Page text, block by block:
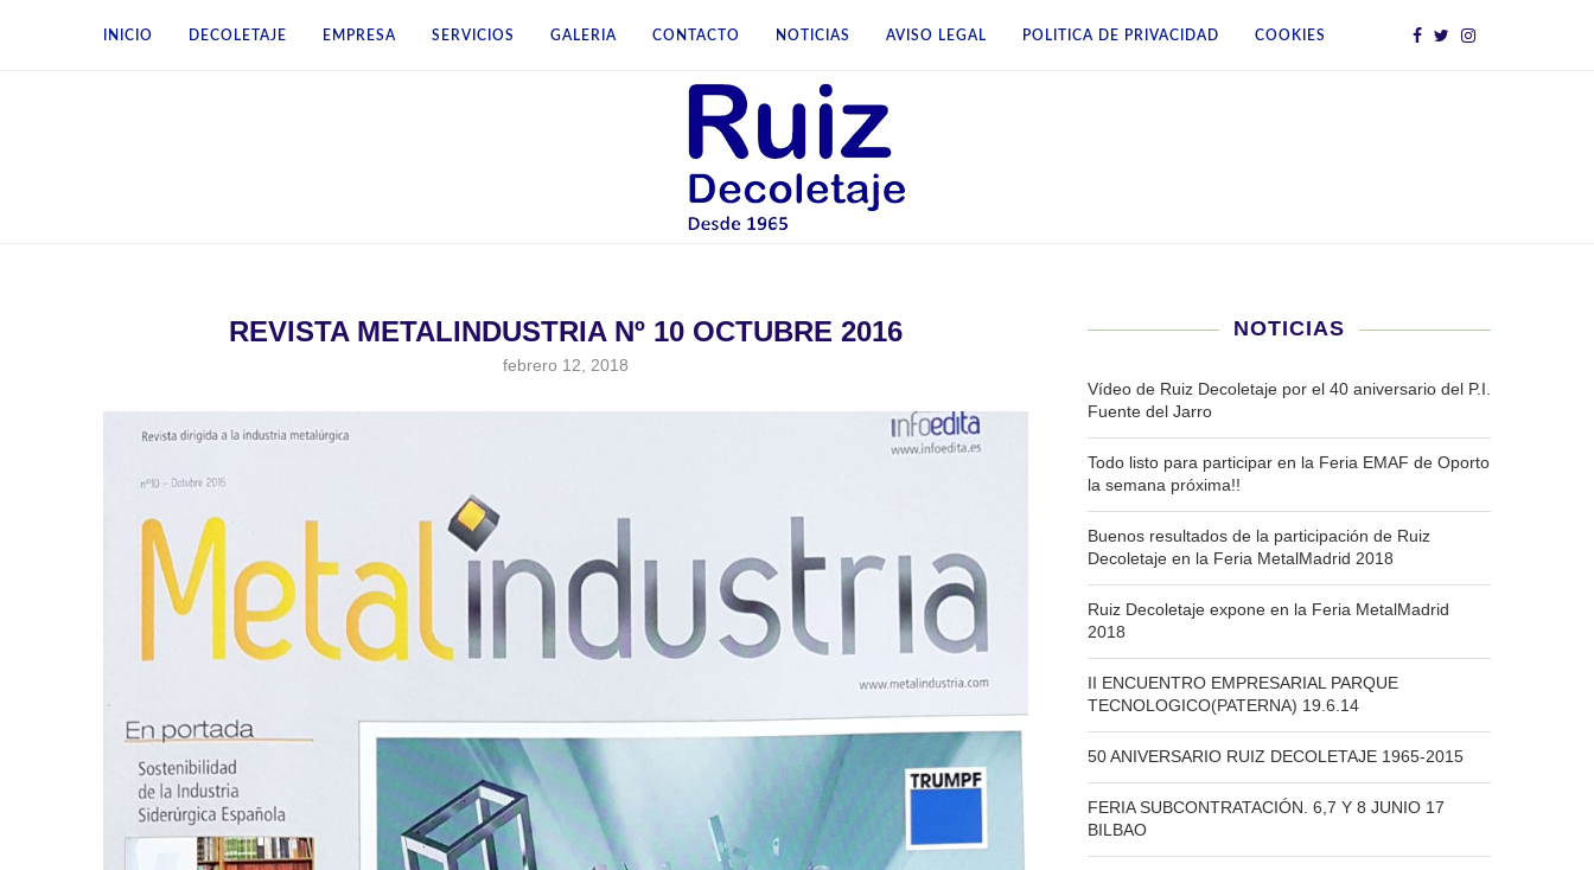
INICIO DECOLETAJE EMPRESA SERVICIOS GALERIA CONTACTO NOTICIAS AVISO LEGAL POLITICA DE PRIVACIDAD COOKIES
REVISTA METALINDUSTRIA Nº 10 OCTUBRE 2016
febrero 12, 2018
NOTICIAS
Vídeo de Ruiz Decoletaje por el 40 aniversario del P.I.
Fuente del Jarro
Todo listo para participar en la Feria EMAF de Oporto
la semana próxima!!
Buenos resultados de la participación de Ruiz
Decoletaje en la Feria MetalMadrid 2018
Ruiz Decoletaje expone en la Feria MetalMadrid
2018
II ENCUENTRO EMPRESARIAL PARQUE
TECNOLOGICO(PATERNA) 19.6.14
50 ANIVERSARIO RUIZ DECOLETAJE 1965-2015
FERIA SUBCONTRATACIÓN. 6,7 Y 8 JUNIO 17
BILBAO